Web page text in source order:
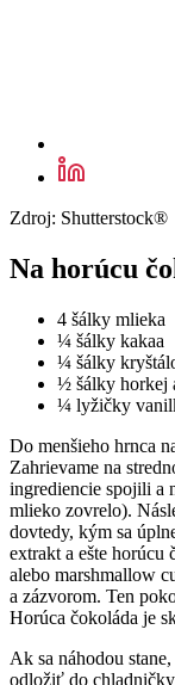
Zdroj: Shutterstock®
Na horúcu
4 šálky mlieka
¼ šálky kakaa
¼ šálky
½ šálky horkej
¼ lyžičky
Do menšieho hrnca
Zahrievame na
ingrediencie spojili a
mlieko zovrelo).
dovtedy, kým sa
extrakt a ešte horúcu
alebo marshmallow
a zázvorom. Ten
Horúca čokoláda je
Ak sa náhodou
odložiť do